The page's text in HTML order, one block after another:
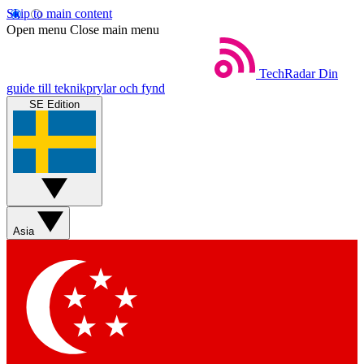
Skip to main content
Open menu Close main menu
TechRadar Din
guide till teknikprylar och fynd
SE Edition
Asia